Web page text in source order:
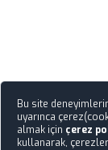
Bu site
uyarınca
almak için çerez
kullanarak,